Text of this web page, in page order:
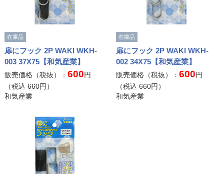
在庫品
扉にフック 2P WAKI WKH-
003 37X75【和気産業】
販売価格（税抜）： 600円
（税込 660円）
和気産業
在庫品
扉にフック 2P WAKI WKH-
002 34X75【和気産業】
販売価格（税抜）：600円
（税込660円）
和気産業